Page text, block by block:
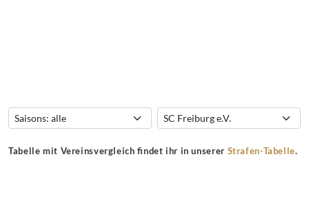
Tabelle mit Vereinsvergleich findet ihr in unserer Strafen-Tabelle.